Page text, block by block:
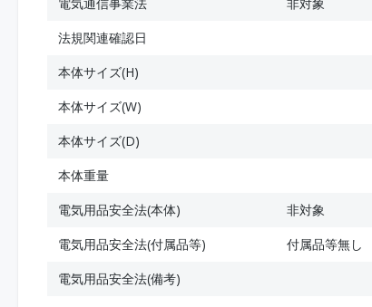
法規関連確認日
本体サイズ(H)
本体サイズ(W)
本体サイズ(D)
本体重量
電気用品安全法(本体)
非対象
電気用品安全法(付属品等)
付属品等無し
電気用品安全法(備考)